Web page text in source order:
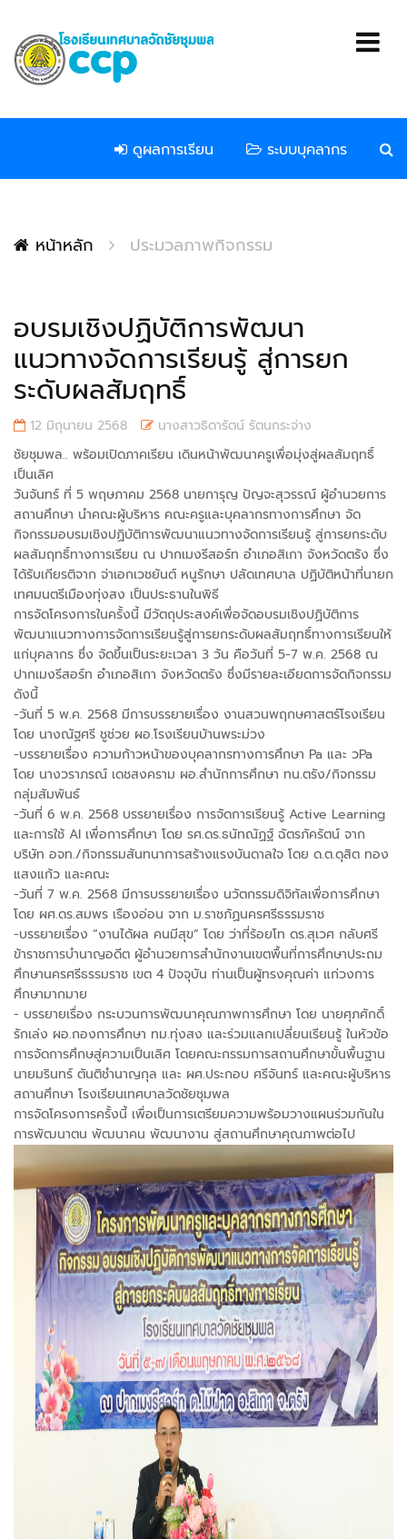
ดูผลการเรียน ระบบบุคลากร
หน้าหลัก ประมวลภาพกิจกรรม
อบรมเชิงปฏิบัติการพัฒนา
แนวทางจัดการเรียนรู้ สู่การยก
ระดับผลสัมฤทธิ์
12 มิถุนายน 2568
นางสาวธิดารัตน์ รัตนกระจ่าง
ชัยชุมพล.. พร้อมเปิดภาคเรียน เดินหน้าพัฒนาครูเพื่อมุ่งสู่ผลสัมฤทธิ์
เป็นเลิศ
วันจันทร์ ที่ 5 พฤษภาคม 2568 นายการุญ ปัญจะสุวรรณ์ ผู้อำนวยการ
สถานศึกษา นำคณะผู้บริหาร คณะครูและบุคลากรทางการศึกษา จัด
กิจกรรมอบรมเชิงปฏิบัติการพัฒนาแนวทางจัดการเรียนรู้ สู่การยกระดับ
ผลสัมฤทธิ์ทางการเรียน ณ ปากเมงรีสอร์ท อำเภอสิเกา จังหวัดตรัง ซึ่ง
ได้รับเกียรติจาก จ่าเอกเวชยันต์ หนูรักษา ปลัดเทศบาล ปฏิบัติหน้าที่นายก
เทศมนตรีเมืองทุ่งสง เป็นประธานในพิธี
การจัดโครงการในครั้งนี้ มีวัตถุประสงค์เพื่อจัดอบรมเชิงปฏิบัติการ
พัฒนาแนวทางการจัดการเรียนรู้สู่การยกระดับผลสัมฤทธิ์ทางการเรียนให้
แก่บุคลากร ซึ่ง จัดขึ้นเป็นระยะเวลา 3 วัน คือวันที่ 5-7 พ.ค. 2568 ณ
ปากเมงรีสอร์ท อำเภอสิเกา จังหวัดตรัง ซึ่งมีรายละเอียดการจัดกิจกรรม
ดังนี้
-วันที่ 5 พ.ค. 2568 มีการบรรยายเรื่อง งานสวนพฤกษศาสตร์โรงเรียน
โดย นางณัฐศรี ชูช่วย ผอ.โรงเรียนบ้านพระม่วง
-บรรยายเรื่อง ความก้าวหน้าของบุคลากรทางการศึกษา Pa และ วPa
โดย นางวราภรณ์ เดชสงคราม ผอ.สำนักการศึกษา ทน.ตรัง/กิจกรรม
กลุ่มสัมพันธ์
-วันที่ 6 พ.ค. 2568 บรรยายเรื่อง การจัดการเรียนรู้ Active Learning
และการใช้ AI เพื่อการศึกษา โดย รศ.ดร.ธนัทณัฏฐ์ ฉัตรภัครัตน์ จาก
บริษัท อจท./กิจกรรมสันทนาการสร้างแรงบันดาลใจ โดย ด.ต.ดุสิต ทอง
แสงแก้ว และคณะ
-วันที่ 7 พ.ค. 2568 มีการบรรยายเรื่อง นวัตกรรมดิจิทัลเพื่อการศึกษา
โดย ผศ.ดร.สมพร เรืองอ่อน จาก ม.ราชภัฏนครศรีธรรมราช
-บรรยายเรื่อง “งานได้ผล คนมีสุข” โดย ว่าที่ร้อยโท ดร.สุเวศ กลับศรี
ข้าราชการบำนาญอดีต ผู้อำนวยการสำนักงานเขตพื้นที่การศึกษาประถม
ศึกษานครศรีธรรมราช เขต 4 ปัจจุบัน ท่านเป็นผู้ทรงคุณค่า แก่วงการ
ศึกษามากมาย
- บรรยายเรื่อง กระบวนการพัฒนาคุณภาพการศึกษา โดย นายศุภศักดิ์
รักเล่ง ผอ.กองการศึกษา ทม.ทุ่งสง และร่วมแลกเปลี่ยนเรียนรู้ ในหัวข้อ
การจัดการศึกษสู่ความเป็นเลิศ โดยคณะกรรมการสถานศึกษาขั้นพื้นฐาน
นายมรินทร์ ตันติชำนาญกุล และ ผศ.ประกอบ ศรีจันทร์ และคณะผู้บริหาร
สถานศึกษา โรงเรียนเทศบาลวัดชัยชุมพล
การจัดโครงการครั้งนี้ เพื่อเป็นการเตรียมความพร้อมวางแผนร่วมกันใน
การพัฒนาตน พัฒนาคน พัฒนางาน สู่สถานศึกษาคุณภาพต่อไป